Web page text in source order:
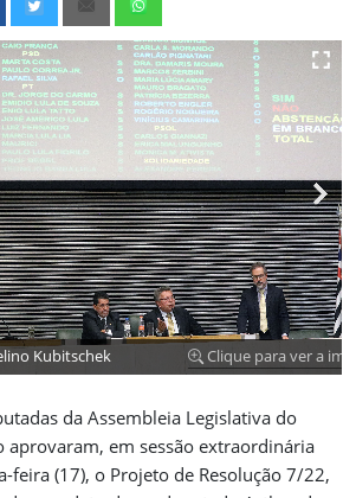
Clique para ver a imagem
da Assembleia Legislativa do
aprovaram, em sessão extraordinária
feira (17), o Projeto de Resolução 7/22,